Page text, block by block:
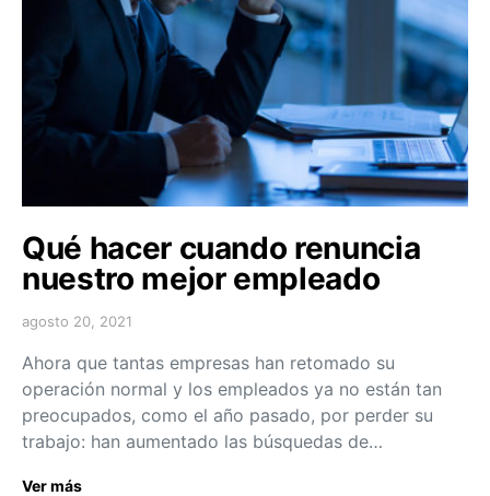
Qué hacer cuando renuncia
nuestro mejor empleado
agosto 20, 2021
Ahora que tantas empresas han retomado su
operación normal y los empleados ya no están tan
preocupados, como el año pasado, por perder su
trabajo: han aumentado las búsquedas de…
Ver más